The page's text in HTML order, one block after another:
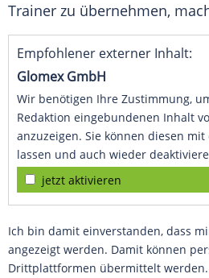
Trainer zu übernehmen,
Empfohlener externer Inhalt:
Glomex GmbH
Wir benötigen Ihre Zustimmung,
Redaktion eingebundenen Inhalt
anzuzeigen. Sie können diesen
lassen und auch wieder
jetzt aktivieren
Ich bin damit einverstanden, dass
angezeigt werden. Damit können
Drittplattformen übermittelt werden.